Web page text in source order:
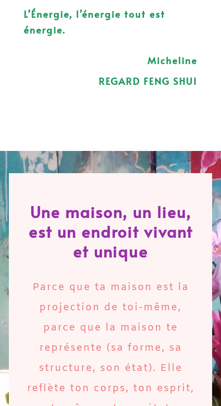
L’Énergie, l’énergie tout est
énergie.
Micheline
REGARD FENG SHUI
Une maison, un lieu,
est un endroit vivant
et unique
Parce que ta maison est la
projection de toi-même,
parce que la maison te
représente (sa forme, sa
structure, son état). Elle
reflète ton corps, ton esprit,